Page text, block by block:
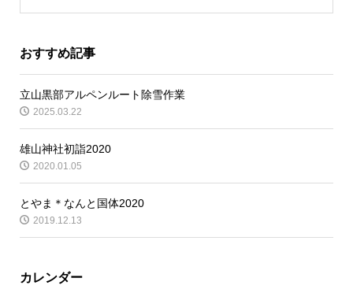
おすすめ記事
立山黒部アルペンルート除雪作業
2025.03.22
雄山神社初詣2020
2020.01.05
とやま＊なんと国体2020
2019.12.13
カレンダー